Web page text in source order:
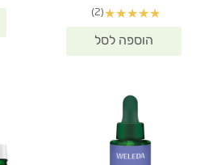
★
★
★
★
★
(2)